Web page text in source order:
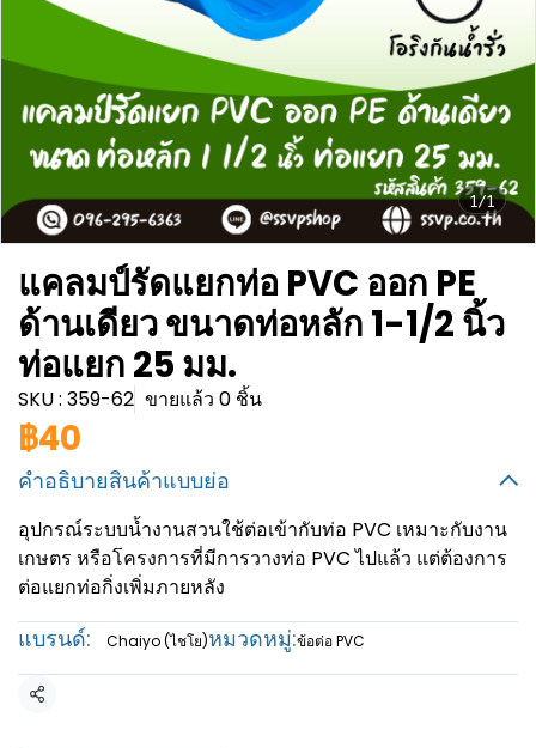
1/1
แคลมป์รัดแยกท่อ PVC ออก PE
ด้านเดียว ขนาดท่อหลัก 1-1/2 นิ้ว
ท่อแยก 25 มม.
SKU : 359-62 ขายแล้ว 0 ชิ้น
฿40
คำอธิบายสินค้าแบบย่อ
อุปกรณ์ระบบน้ำงานสวนใช้ต่อเข้ากับท่อ PVC เหมาะกับงาน
เกษตร หรือโครงการที่มีการวางท่อ PVC ไปแล้ว แต่ต้องการ
ต่อแยกท่อกิ่งเพิ่มภายหลัง
แบรนด์: Chaiyo (ไชโย)หมวดหมู่:ข้อต่อ PVC
แชร์